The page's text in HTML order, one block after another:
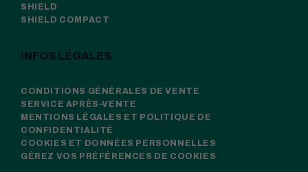
SHIELD
SHIELD COMPACT
INFOS LÉGALES
CONDITIONS GÉNÉRALES DE VENTE
SERVICE APRÈS-VENTE
MENTIONS LÉGALES ET POLITIQUE DE
CONFIDENTIALITÉ
COOKIES ET DONNÉES PERSONNELLES
GÉREZ VOS PRÉFÉRENCES DE COOKIES